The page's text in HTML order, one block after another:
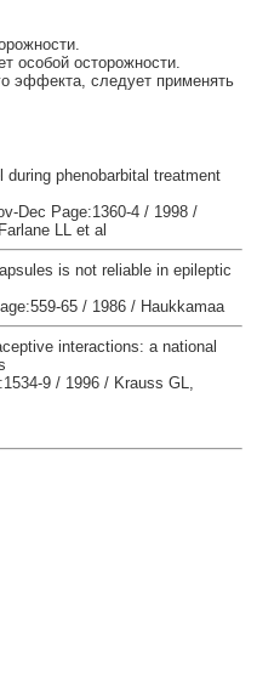
особой осторожности.
эффекта, следует применять
phenobarbital treatment
Dec Page:1360-4 / 1998 /
LL et al
is not reliable in epileptic
65 / 1986 / Haukkamaa
interactions: a national
9 / 1996 / Krauss GL,